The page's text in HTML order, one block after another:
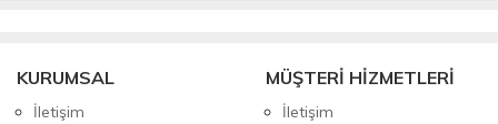
KURUMSAL
İletişim
MÜŞTERİ HİZMETLERİ
İletişim